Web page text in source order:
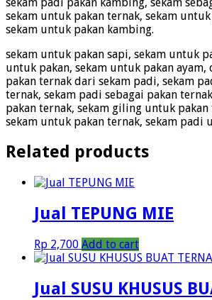
sekam untuk pakan ternak, sekam
sekam untuk pakan kambing.
sekam untuk pakan sapi, sekam untuk
untuk pakan, sekam untuk pakan ayam,
pakan ternak dari sekam padi, sekam
ternak, sekam padi sebagai pakan
pakan ternak, sekam giling untuk
sekam untuk pakan ternak, sekam padi
Related products
Jual TEPUNG MIE
Rp 2,700 Add to cart
Jual SUSU KHUSUS